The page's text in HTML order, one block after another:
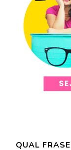
QUAL